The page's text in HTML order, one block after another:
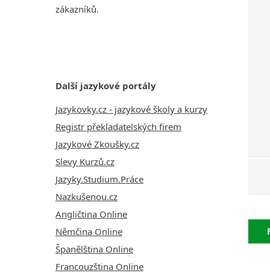
zákazníků.
Další jazykové portály
Jazykovky.cz - jazykové školy a kurzy
Registr překladatelských firem
Jazykové Zkoušky.cz
Slevy Kurzů.cz
Jazyky.Studium.Práce
Nazkušenou.cz
Angličtina Online
Němčina Online
Španělština Online
Francouzština Online